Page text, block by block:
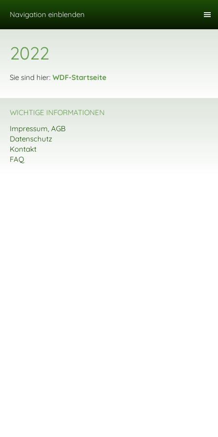
Navigation einblenden
2022
Sie sind hier: WDF-Startseite
WICHTIGE INFORMATIONEN
Impressum, AGB
Datenschutz
Kontakt
FAQ